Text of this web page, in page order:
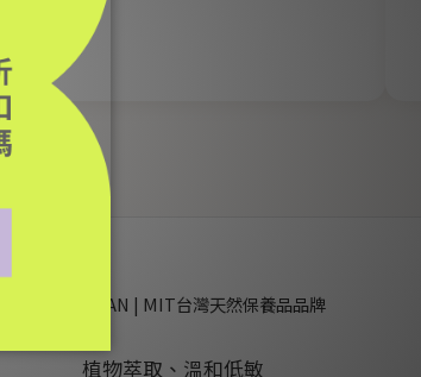
簡單 JAN DAN | MIT台灣天然保養品品牌
植物萃取、溫和低敏